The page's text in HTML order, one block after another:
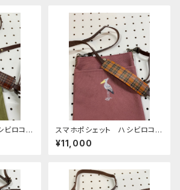
ビロコ
ラウン
スマホポシェット ハシビロコ
ウ あずき 帆布
¥11,000